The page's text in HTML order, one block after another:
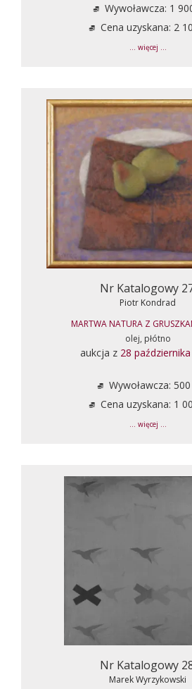
Wywoławcza: 1
Cena uzyskana: 2
... więcej ...
Nr Katalogowy
Piotr Kondrad
MARTWA NATURA Z
olej, płótno
aukcja z 28
Wywoławcza: 500
Cena uzyskana: 1
... więcej ...
Nr Katalogowy
Marek Wyrzykowski